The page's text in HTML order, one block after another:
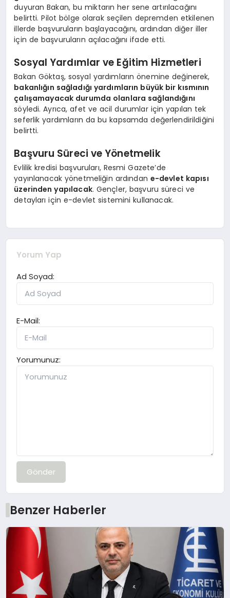
duyuran Bakan, bu miktarın her sene artırılacağını
belirtti. Pilot bölge olarak seçilen depremden etkilenen
illerde başvuruların başlayacağını, ardından diğer iller
için de başvuruların açılacağını ifade etti.
Sosyal Yardımlar ve Eğitim Hizmetleri
Bakan Göktaş, sosyal yardımların önemine değinerek,
bakanlığın sağladığı yardımların büyük bir kısmının
çalışamayacak durumda olanlara sağlandığını
söyledi. Ayrıca, afet ve acil durumlar için yapılan tek
seferlik yardımların da bu kapsamda değerlendirildiğini
belirtti.
Başvuru Süreci ve Yönetmelik
Evlilik kredisi başvuruları, Resmi Gazete’de
yayınlanacak yönetmeliğin ardından e-devlet kapısı
üzerinden yapılacak. Gençler, başvuru süreci ve
detayları için e-devlet sistemini kullanacak.
Yorum Yap
Ad Soyad:
E-Mail:
Yorumunuz:
Gönder
Benzer Haberler